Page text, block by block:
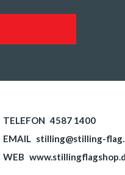
TELEFON 4587 1400
EMAIL stilling@stilling-
WEB